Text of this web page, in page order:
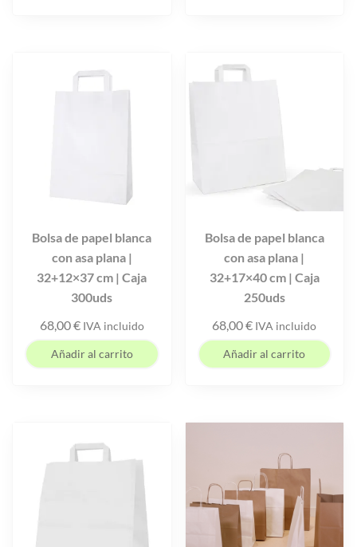
Bolsa de papel blanca
con asa plana |
32+12×37 cm | Caja
300uds
68,00€ IVA incluido
Añadir al carrito
Bolsa de papel blanca
con asa plana |
32+17×40 cm | Caja
250uds
68,00€ IVA incluido
Añadir al carrito